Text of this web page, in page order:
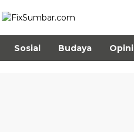
Sosial Budaya Opini